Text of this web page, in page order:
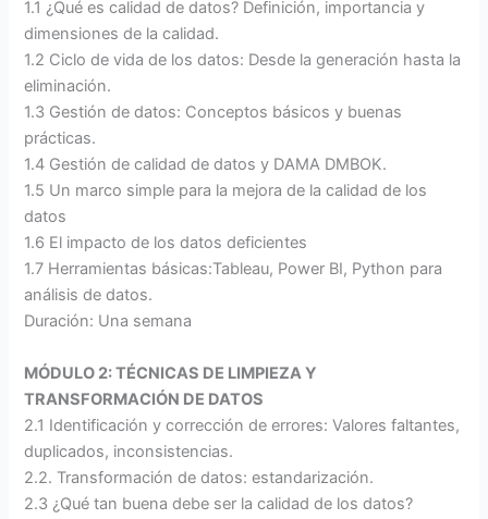
1.1 ¿Qué es calidad de datos? Definición, importancia y
dimensiones de la calidad.
1.2 Ciclo de vida de los datos: Desde la generación hasta la
eliminación.
1.3 Gestión de datos: Conceptos básicos y buenas
prácticas.
1.4 Gestión de calidad de datos y DAMA DMBOK.
1.5 Un marco simple para la mejora de la calidad de los
datos
1.6 El impacto de los datos deficientes
1.7 Herramientas básicas:Tableau, Power BI, Python para
análisis de datos.
Duración: Una semana
MÓDULO 2: TÉCNICAS DE LIMPIEZA Y
TRANSFORMACIÓN DE DATOS
2.1 Identificación y corrección de errores: Valores faltantes,
duplicados, inconsistencias.
2.2. Transformación de datos: estandarización.
2.3 ¿Qué tan buena debe ser la calidad de los datos?